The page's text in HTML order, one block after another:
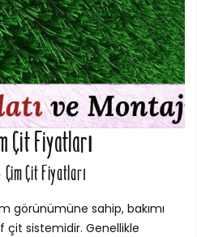
Çit Fiyatları
Çit Fiyatları
görünümüne sahip, bakımı
çit sistemidir. Genellikle